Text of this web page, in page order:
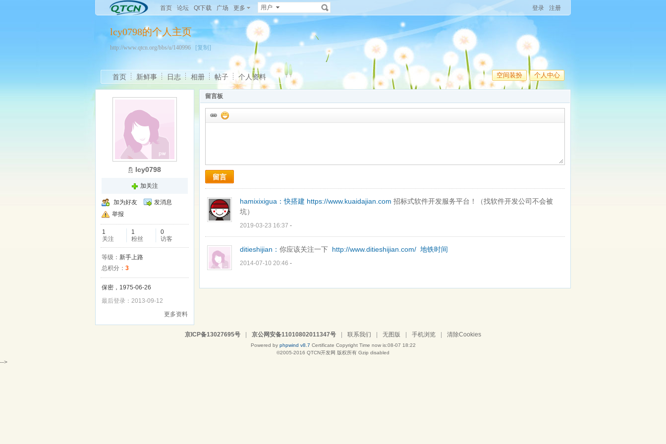
首页 论坛 Qt下载 广场 更多 用户 登录 注册
lcy0798的个人主页
http://www.qtcn.org/bbs/u/140996 [复制]
空间装扮 个人中心
首页 新鲜事 日志 相册 帖子 个人资料
lcy0798
加关注
加为好友
发消息
举报
1
关注
1
粉丝
0
访客
等级： 新手上路
总积分： 3
保密，1975-06-26
最后登录：2013-09-12
更多资料
留言板
留言
hamixixigua：快搭建 https://www.kuaidajian.com 招标式软件开发服务平台！（找软件开发公司不会被
坑）
2019-03-23 16:37 -
ditieshijian： 你应该关注一下 http://www.ditieshijian.com/ 地铁时间
2014-07-10 20:46 -
京ICP备13027695号 京公网安备11010802011347号 联系我们 无图版 手机浏览 清除Cookies
Powered by phpwind v8.7 Certificate Copyright Time now is:08-07 18:22
©2005-2016 QTCN开发网 版权所有 Gzip disabled
-->